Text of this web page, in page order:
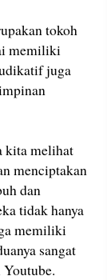
tokoh
memiliki
juga
kita melihat
menciptakan
dan
tidak hanya
memiliki
sangat